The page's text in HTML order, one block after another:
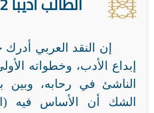
إن النقد العربي
إبداع الأدب، وخطواته
الناشئ في رحابه، وبين
الشك أن الأساس فيه